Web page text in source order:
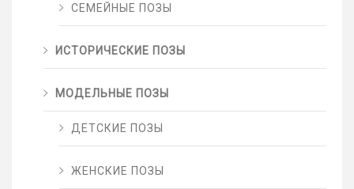
СЕМЕЙНЫЕ ПОЗЫ
ИСТОРИЧЕСКИЕ ПОЗЫ
МОДЕЛЬНЫЕ ПОЗЫ
ДЕТСКИЕ ПОЗЫ
ЖЕНСКИЕ ПОЗЫ